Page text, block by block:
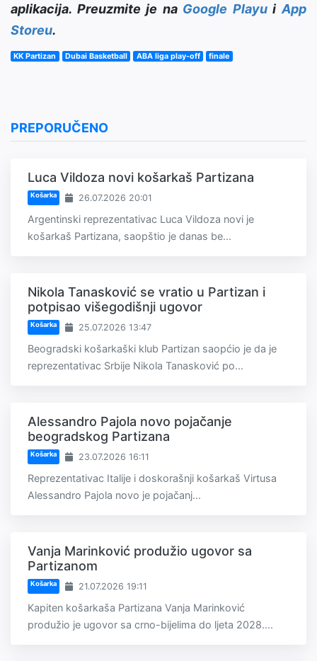
aplikacija. Preuzmite je na Google PlayuiApp
Storeu.
KK Partizan Dubai Basketball ABA liga play-off finale
PREPORUČENO
Luca Vildoza novi košarkaš Partizana
Košarka 26.07.2026 20:01
Argentinski reprezentativac Luca Vildoza novi je
košarkaš Partizana, saopštio je danas be...
Nikola Tanasković se vratio u Partizan i
potpisao višegodišnji ugovor
Košarka 25.07.2026 13:47
Beogradski košarkaški klub Partizan saopćio je da je
reprezentativac Srbije Nikola Tanasković po...
Alessandro Pajola novo pojačanje
beogradskog Partizana
Košarka 23.07.2026 16:11
Reprezentativac Italije i doskorašnji košarkaš Virtusa
Alessandro Pajola novo je pojačanj...
Vanja Marinković produžio ugovor sa
Partizanom
Košarka 21.07.2026 19:11
Kapiten košarkaša Partizana Vanja Marinković
produžio je ugovor sa crno-bijelima do ljeta 2028....